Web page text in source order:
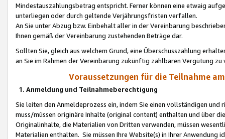
Mindestauszahlungsbetrag entspricht. Ferner können eine etwaig
unterliegen oder durch geltende Verjährungsfristen verfallen.
An Sie unter Abzug bzw. Einbehalt aller in der Vereinbarung
Ihnen gemäß der Vereinbarung zustehenden Beträge dar.
Sollten Sie, gleich aus welchem Grund, eine Überschusszahlung
an Sie im Rahmen der Vereinbarung zukünftig zahlbaren Vergütung zu
Voraussetzungen für die Teilnahme
1. Anmeldung und Teilnahmeberechtigung
Sie leiten den Anmeldeprozess ein, indem Sie einen vollständigen
muss/müssen originäre Inhalte (original content) enthalten und über
Originalinhalte, die Materialien von Dritten verwenden, müssen
Materialien enthalten. Sie müssen Ihre Website(s) in Ihrer Anwendung